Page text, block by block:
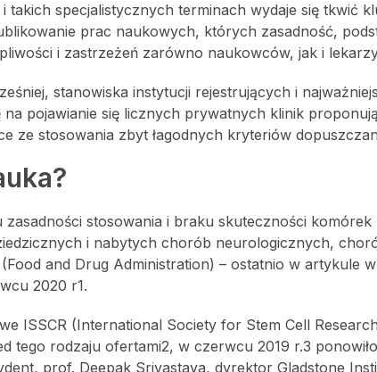
takich specjalistycznych terminach wydaje się tkwić
prac naukowych, których zasadność,
i zastrzeżeń zarówno naukowców, jak i
stanowiska instytucji rejestrujących i
na pojawianie się licznych prywatnych klinik
ze stosowania zbyt łagodnych kryteriów
stosowania i braku skuteczności
i nabytych chorób neurologicznych,
and Drug Administration) – ostatnio w artykule
2020 r1.
ISSCR (International Society for Stem Cell
tego rodzaju ofertami2, w czerwcu 2019 r.3
prof. Deepak Srivastava, dyrektor Gladstone